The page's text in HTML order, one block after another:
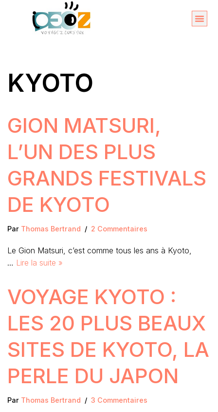
KYOTO
GION MATSURI,
L’UN DES PLUS
GRANDS FESTIVALS
DE KYOTO
Par Thomas Bertrand 2 Commentaires
Le Gion Matsuri, c’est comme tous les ans à Kyoto,
… Lire la suite »
VOYAGE KYOTO :
LES 20 PLUS BEAUX
SITES DE KYOTO, LA
PERLE DU JAPON
Par Thomas Bertrand 3 Commentaires